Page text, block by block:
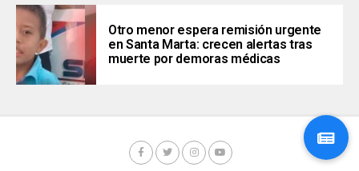
Otro menor espera remisión urgente
en Santa Marta: crecen alertas tras
muerte por demoras médicas